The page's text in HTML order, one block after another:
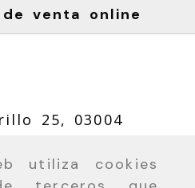
utiliza cookies
venta online
25, 03004